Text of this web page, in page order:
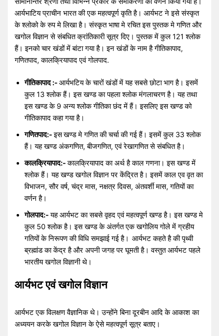
आर्यभाटिय प्राचीन भारत की एक महत्वपूर्ण कृति है। आर्यभट ने इसे संस्कृत
के श्लोको के रुप मे लिखा है। संस्कृत भाषा मे रचित इस पुस्तक मे गणित और
खगोल विज्ञान से संबधित क्रांतिकारी सूत्र दिए। पुस्तक में कुल 121 श्लोक
हैं। इनको चार खंडों में बांटा गया है। इन खंडों के नाम है गीतिकापाद,
गणितपाद, कालक्रियापाद एवं गोलपाद.
गीतिकापाद :-आर्यभटिय के चारों खंडों में यह सबसे छोटा भाग है। इसमें
कुल 13 श्लोक हैं। इस खण्ड का पहला श्लोक मंगलाचरण है। यह तथा
इस खण्ड के 9 अन्य श्लोक गीतिका छंद में हैं। इसलिए इस खण्ड को
गीतिकापाद कहा गया है।
गणितपाद:-इसखण्ड मे गणित की चर्चा की गई हैं। इसमें कुल 33 श्लोक
हैं। यह खण्ड अंकगणित, बीजगणित, एवं रेखागणित से संबधित है।
कालक्रियापाद:-कालक्रियापाद का अर्थ है काल गणना। इस खण्ड में
श्लोक हैं। यह खण्ड खगोल विज्ञान पर केंद्रित है। इसमें काल एव वृत का
विभाजन, सौर वर्ष, चंद्र मास, नक्षत्र दिवस, अंतवर्शी मास, गतियों का
वर्णन है।
गोलपाद:-यह आर्यभट का सबसे वृहद एवं महत्वपूर्ण खण्ड है। इस खण्ड मे
कुल 50 श्लोक है। इस खण्ड के अंतर्गत एक खगोलिय गोले में ग्रहीय
गतियों के निरूपण की विधि समझाई गई है। आर्यभट कहते है की पृथ्वी
ब्रह्मांड का केंद्र है और अपनी जगह पर घूमती है। वस्तुत आर्यभट पहले
भारतीय खगोल विज्ञानी थे।
आर्यभट एवं खगोल विज्ञान
आर्यभट एक विलक्षण वैज्ञानिक थे। उन्होंने बिना दूरबीन आदि के आकाश का
अध्ययन करके खगोल विज्ञान के ऐसे महत्वपूर्ण सूत्र बताए।